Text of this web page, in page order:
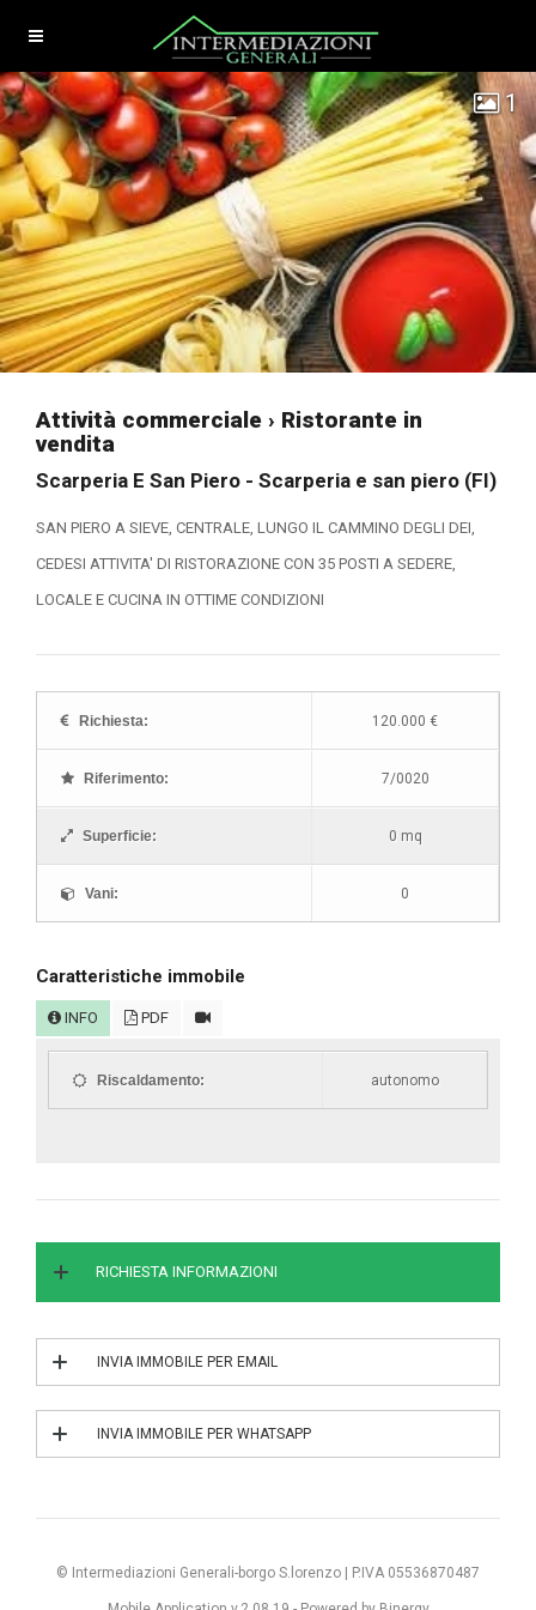
1
Attività commerciale › Ristorante in
vendita
Scarperia E San Piero - Scarperia e san piero (FI)
SAN PIERO A SIEVE, CENTRALE, LUNGO IL CAMMINO DEGLI DEI,
CEDESI ATTIVITA' DI RISTORAZIONE CON 35 POSTI A SEDERE,
LOCALE E CUCINA IN OTTIME CONDIZIONI
Richiesta: 120.000 €
Riferimento: 7/0020
Superficie: 0 mq
Vani: 0
Caratteristiche immobile
INFO PDF
Riscaldamento: autonomo
RICHIESTA INFORMAZIONI
INVIA IMMOBILE PER EMAIL
INVIA IL RIF. 7/0020
INVIA IMMOBILE PER WHATSAPP
INVIA IL RIF. 7/0020
© Intermediazioni Generali-borgo S.lorenzo | P.IVA 05536870487